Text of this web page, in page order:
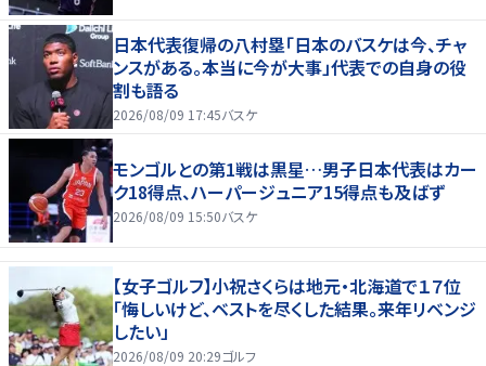
日本代表復帰の八村塁「日本のバスケは今、チャ
ンスがある。本当に今が大事」代表での自身の役
割も語る
2026/08/09 17:45バスケ
モンゴルとの第1戦は黒星…男子日本代表はカー
ク18得点、ハーパージュニア15得点も及ばず
2026/08/09 15:50バスケ
【女子ゴルフ】小祝さくらは地元・北海道で１７位
「悔しいけど、ベストを尽くした結果。来年リベンジ
したい」
2026/08/09 20:29ゴルフ